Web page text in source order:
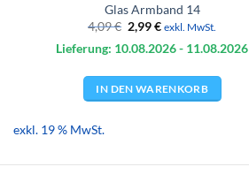
Glas Armband 14
4,09€ Ursprünglicher
Preis
war:
2,99€Aktueller
ist:
exkl. MwSt.
Lieferung: 10.08.2026- 11.08.2026
IN DEN WARENKORB
exkl. 19 % MwSt.